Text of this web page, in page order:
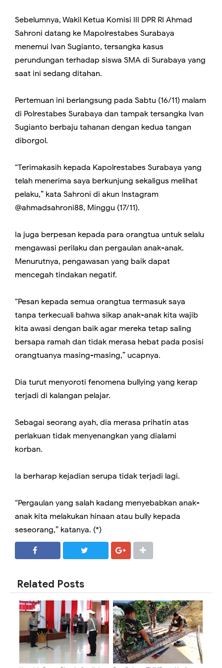
Sebelumnya, Wakil Ketua Komisi III DPR RI Ahmad
Sahroni datang ke Mapolrestabes Surabaya
menemui Ivan Sugianto, tersangka kasus
perundungan terhadap siswa SMA di Surabaya yang
saat ini sedang ditahan.
Pertemuan ini berlangsung pada Sabtu (16/11) malam
di Polrestabes Surabaya dan tampak tersangka Ivan
Sugianto berbaju tahanan dengan kedua tangan
diborgol.
“Terimakasih kepada Kapolrestabes Surabaya yang
telah menerima saya berkunjung sekaligus melihat
pelaku,” kata Sahroni di akun Instagram
@ahmadsahroni88, Minggu (17/11).
Ia juga berpesan kepada para orangtua untuk selalu
mengawasi perilaku dan pergaulan anak-anak.
Menurutnya, pengawasan yang baik dapat
mencegah tindakan negatif.
“Pesan kepada semua orangtua termasuk saya
tanpa terkecuali bahwa sikap anak-anak kita wajib
kita awasi dengan baik agar mereka tetap saling
bersapa ramah dan tidak merasa hebat pada posisi
orangtuanya masing-masing,” ucapnya.
Dia turut menyoroti fenomena bullying yang kerap
terjadi di kalangan pelajar.
Sebagai seorang ayah, dia merasa prihatin atas
perlakuan tidak menyenangkan yang dialami
korban.
Ia berharap kejadian serupa tidak terjadi lagi.
“Pergaulan yang salah kadang menyebabkan anak-
anak kita melakukan hinaan atau bully kepada
seseorang,” katanya. (*)
Related Posts